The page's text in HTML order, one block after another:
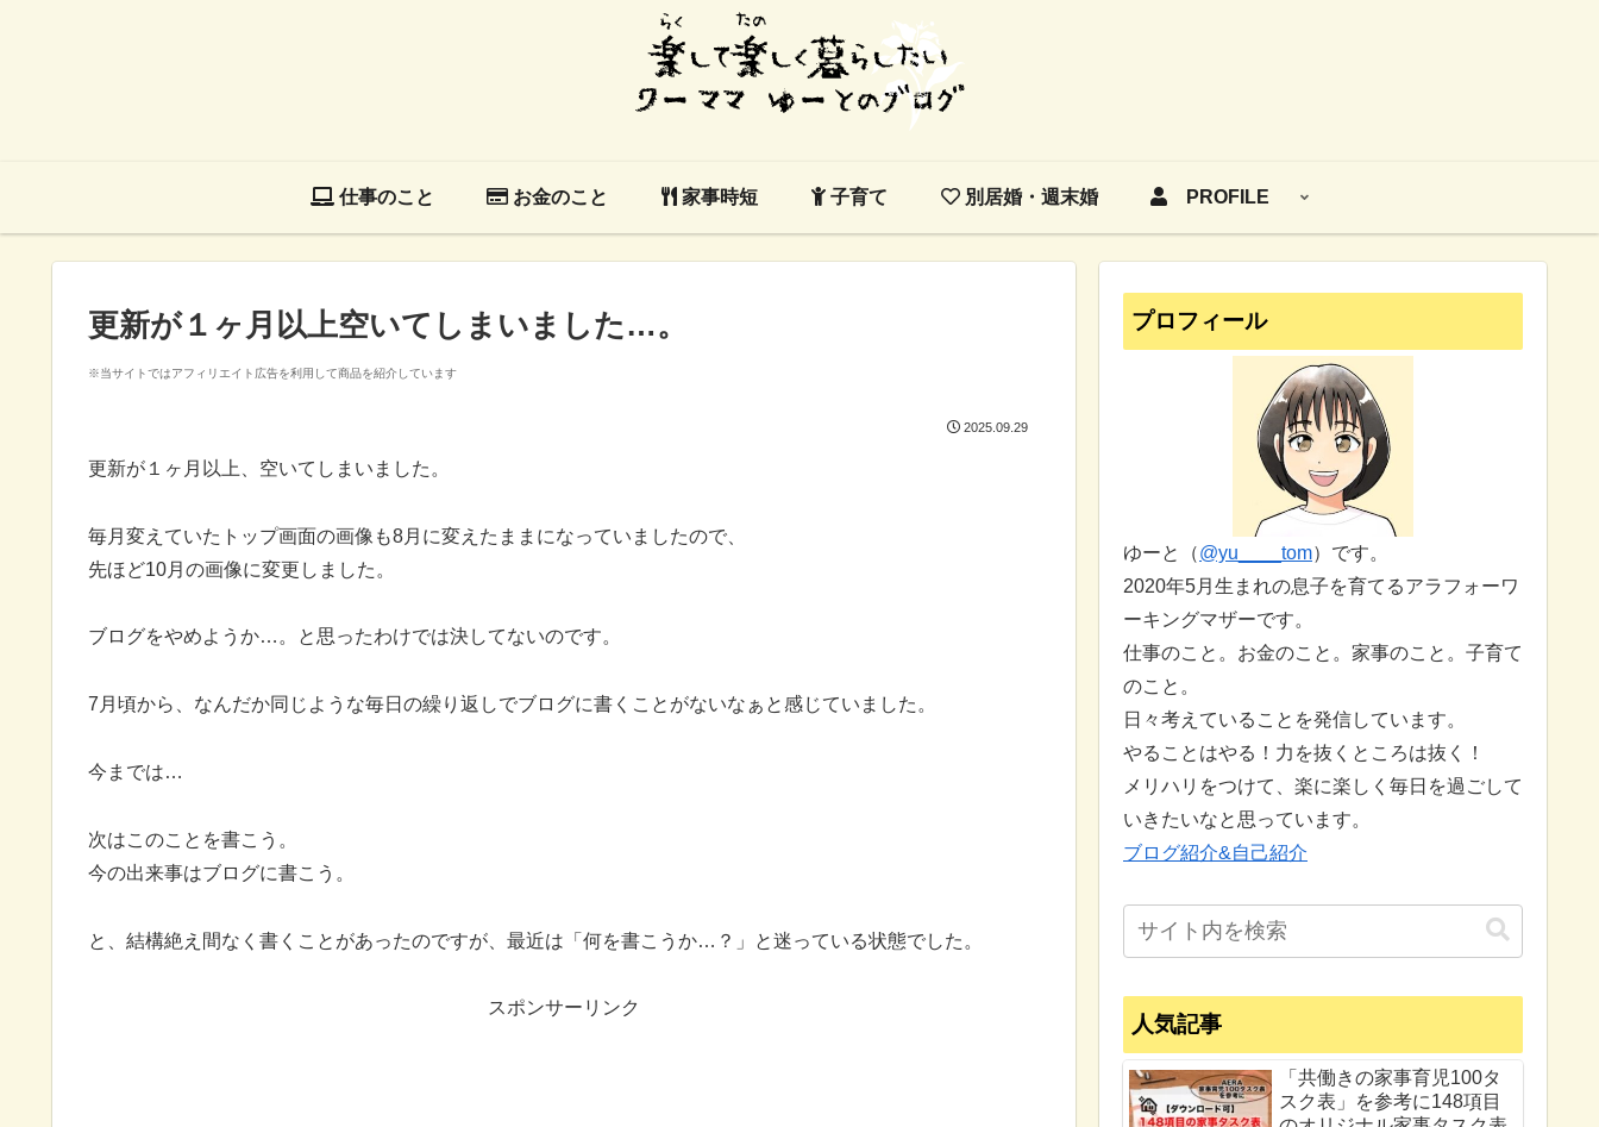
仕事のこと お金のこと 家事時短 子育て 別居婚・週末婚 PROFILE
更新が１ヶ月以上空いてしまいました…。
※当サイトではアフィリエイト広告を利用して商品を紹介しています
2025.09.29
更新が１ヶ月以上、空いてしまいました。
毎月変えていたトップ画面の画像も8月に変えたままになっていましたので、
先ほど10月の画像に変更しました。
ブログをやめようか…。と思ったわけでは決してないのです。
7月頃から、なんだか同じような毎日の繰り返しでブログに書くことがないなぁと感じていました。
今までは…
次はこのことを書こう。
今の出来事はブログに書こう。
と、結構絶え間なく書くことがあったのですが、最近は「何を書こうか…？」と迷っている状態でした。
スポンサーリンク
プロフィール
ゆーと（@yu____tom）です。
2020年5月生まれの息子を育てるアラフォーワ
ーキングマザーです。
仕事のこと。お金のこと。家事のこと。子育て
のこと。
日々考えていることを発信しています。
やることはやる！力を抜くところは抜く！
メリハリをつけて、楽に楽しく毎日を過ごして
いきたいなと思っています。
ブログ紹介&自己紹介
人気記事
「共働きの家事育児100タ
スク表」を参考に148項目